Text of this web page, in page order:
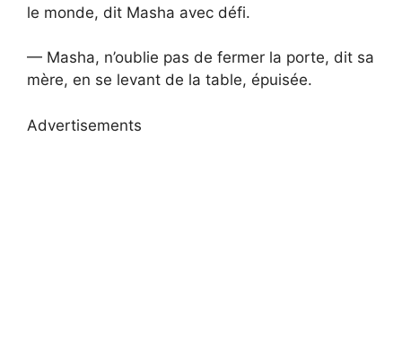
le monde, dit Masha avec défi.
— Masha, n’oublie pas de fermer la porte, dit sa
mère, en se levant de la table, épuisée.
Advertisements